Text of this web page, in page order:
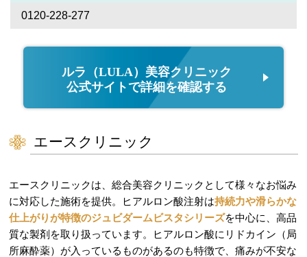
0120-228-277
ルラ（LULA）美容クリニック
公式サイトで詳細を確認する
エースクリニック
エースクリニックは、総合美容クリニックとして様々なお悩み
に対応した施術を提供。ヒアルロン酸注射は持続力や滑らかな
仕上がりが特徴のジュビダームビスタシリーズを中心に、高品
質な製剤を取り扱っています。ヒアルロン酸にリドカイン（局
所麻酔薬）が入っているものがあるのも特徴で、痛みが不安な